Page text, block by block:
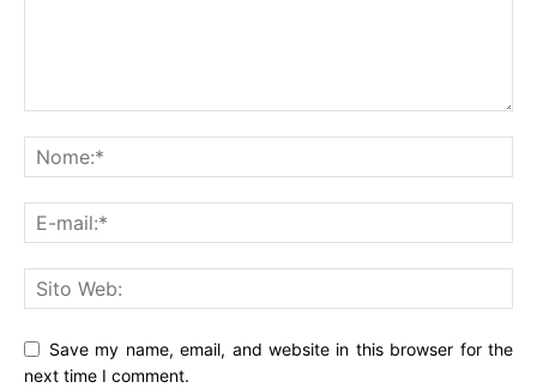
Save my name, email, and website in this browser for the
next time I comment.